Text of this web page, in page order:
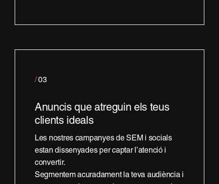
/ 03
Anuncis que atreguin els teus
clients ideals
Les nostres campanyes de SEM i socials
estan dissenyades per captar l’atenció i
convertir.
Segmentem acuradament la teva audiència i